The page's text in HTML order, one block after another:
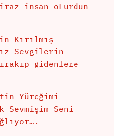
insan oLurdun
Kırılmış
Sevgilerin
gidenlere
Yüreğimi
Sevmişim Seni